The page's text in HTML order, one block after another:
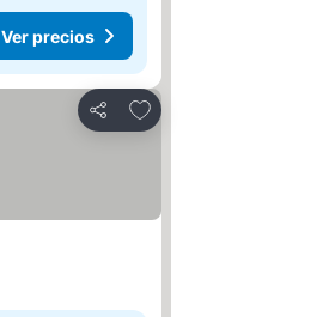
Ver precios
Compartir
Añadir a favoritos